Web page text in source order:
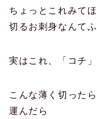
ちょっとこれみて
切るお刺身なんて
実はこれ、「コチ
こんな薄く切った
運んだら